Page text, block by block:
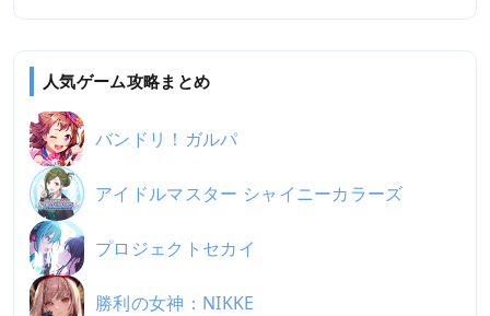
人気ゲーム攻略まとめ
バンドリ！ガルパ
アイドルマスター シャイニーカラーズ
プロジェクトセカイ
勝利の女神：NIKKE